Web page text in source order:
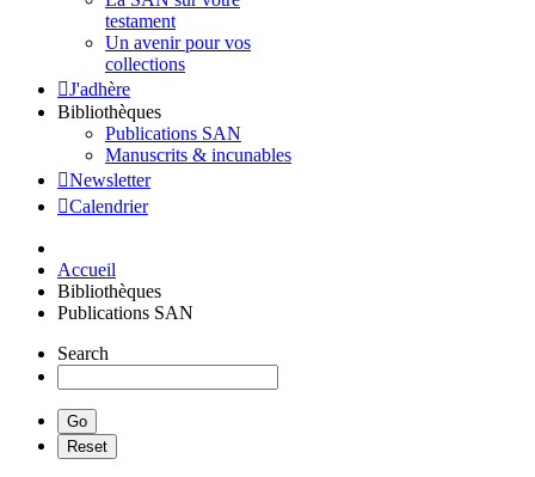
testament
Un avenir pour vos
collections
J'adhère
Bibliothèques
Publications SAN
Manuscrits & incunables
Newsletter
Calendrier
Accueil
Bibliothèques
Publications SAN
Search